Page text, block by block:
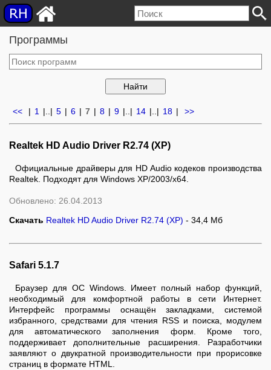
Программы
<< | 1 |.. | 5 | 6 | 7 | 8 | 9 |.. | 14 |.. | 18 | >>
Realtek HD Audio Driver R2.74 (XP)
Официальные драйверы для HD Audio кодеков производства
Realtek. Подходят для Windows XP/2003/x64.
Обновлено: 26.04.2013
Скачать Realtek HD Audio Driver R2.74 (XP) - 34,4 Мб
Safari 5.1.7
Браузер для ОС Windows. Имеет полный набор функций,
необходимый для комфортной работы в сети Интернет.
Интерфейс программы оснащён закладками, системой
избранного, средствами для чтения RSS и поиска, модулем
для автоматического заполнения форм. Кроме того,
поддерживает дополнительные расширения. Разработчики
заявляют о двукратной производительности при прорисовке
страниц в формате HTML.